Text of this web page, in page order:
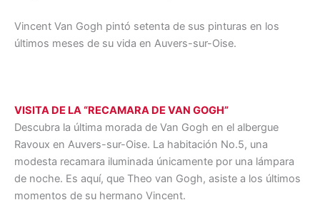
Vincent Van Gogh pintó setenta de sus pinturas en los
últimos meses de su vida en Auvers-sur-Oise.
VISITA DE LA “RECAMARA DE VAN GOGH”
Descubra la última morada de Van Gogh en el albergue
Ravoux en Auvers-sur-Oise. La habitación No.5, una
modesta recamara iluminada únicamente por una lámpara
de noche. Es aquí, que Theo van Gogh, asiste a los últimos
momentos de su hermano Vincent.